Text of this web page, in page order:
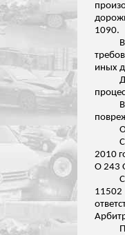
1090.
иных
2010
О 243